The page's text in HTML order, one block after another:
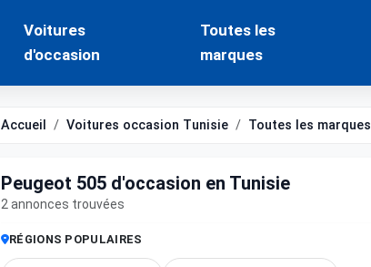
Voitures
d'occasion
Toutes les
marques
Accueil Voitures occasion Tunisie Toutes les marques
Peugeot 505 d'occasion en Tunisie
2 annonces trouvées
RÉGIONS POPULAIRES